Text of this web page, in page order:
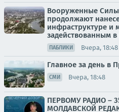
Вооруженные
продолжают
инфраструктуре и
задействованным
ПАБЛИКИ Вчера, 18:48
Главное за день в
СМИ Вчера, 18:48
ПЕРВОМУ РАДИО –
МОЛДАВСКОЙ